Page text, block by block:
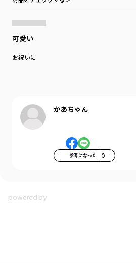
可愛い
お祝いに
かあちゃん
参考になった 0